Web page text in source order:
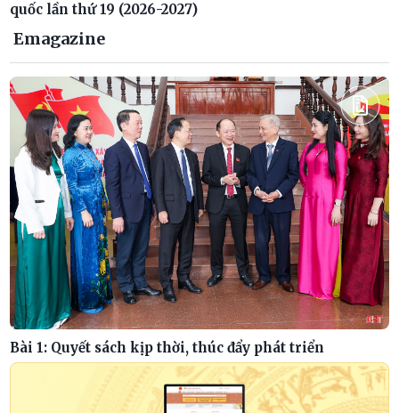
quốc lần thứ 19 (2026-2027)
Emagazine
Bài 1: Quyết sách kịp thời, thúc đẩy phát triển